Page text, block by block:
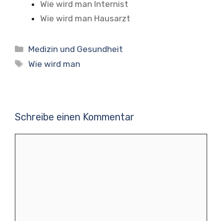
Wie wird man Internist
Wie wird man Hausarzt
Kategorien
Medizin und Gesundheit
Schlagwörter
Wie wird man
Schreibe einen Kommentar